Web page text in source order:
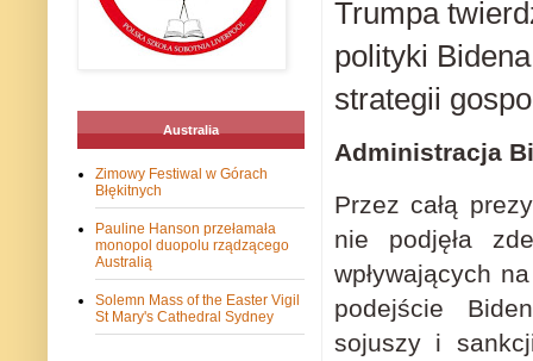
Trumpa
polityki
strategii
Administracja
Przez całą
nie podjęła
wpływających
podejście
sojuszy i
Australia
Zimowy Festiwal w Górach
Błękitnych
Pauline Hanson przełamała
monopol duopolu rządzącego
Australią
Solemn Mass of the Easter Vigil
St Mary's Cathedral Sydney